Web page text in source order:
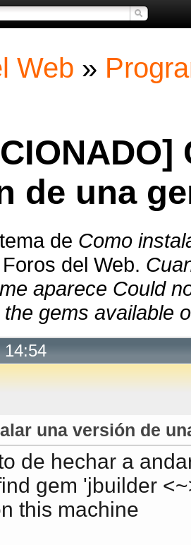
Web »
de una
de Como
del Web.
aparece Could
gems available
una versión de
de hechar a
gem 'jbuilder
this machine